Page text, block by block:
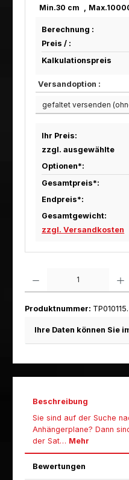
Min.30 cm Max.
Berechnung :
Preis / :
Kalkulationspreis
Versandoption :
Ihr Preis:
zzgl. ausgewählte
Optionen*:
Gesamtpreis*:
Endpreis*:
Gesamtgewicht:
zzgl. Versandkosten
Produktnummer:
Ihre Daten können Sie
Beschreibung
Sie sind auf der Suche
Anhängerplane? Dann
der Sat… Mehr
Bewertungen